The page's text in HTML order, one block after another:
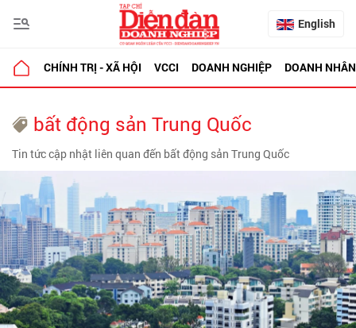
English
CHÍNH TRỊ - XÃ HỘI VCCI DOANH NGHIỆP DOANH NHÂN
bất động sản Trung Quốc
Tin tức cập nhật liên quan đến bất động sản Trung Quốc